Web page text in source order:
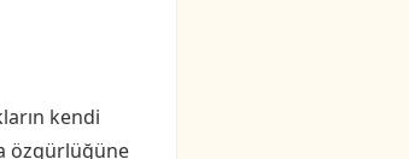
kendi
özgürlüğüne